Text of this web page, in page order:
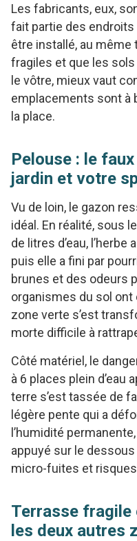
Les fabricants, eux,
fait partie des endroits
être installé, au
fragiles et que les
le vôtre, mieux vaut
emplacements sont à
la place.
Pelouse : le
jardin et votre
Vu de loin, le gazon
idéal. En réalité, sous
de litres d’eau, l’herbe
puis elle a fini par
brunes et des odeurs
organismes du sol ont
zone verte s’est
morte difficile à
Côté matériel, le
à 6 places plein d’eau
terre s’est tassée de
légère pente qui a
l’humidité
appuyé sur le dessous
micro-fuites et
Terrasse fragile
les deux autres